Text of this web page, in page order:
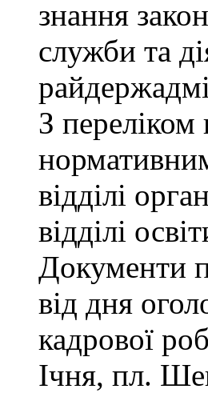
знання
служби та
З переліком
відділі
відділі
Документи
від дня
кадрової
Ічня, пл.